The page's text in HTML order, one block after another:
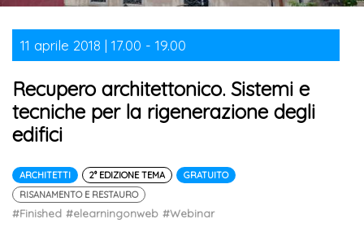
11 aprile 2018 | 17.00 - 19.00
Recupero architettonico. Sistemi e
tecniche per la rigenerazione degli
edifici
ARCHITETTI 2° EDIZIONE TEMA
GRATUITO
RISANAMENTO E RESTAURO
#Finished #elearningonweb #Webinar